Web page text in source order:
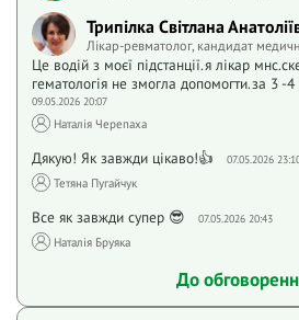
Трипілка Світлана
Лікар-ревматолог, кандидат
Це водій з моєї підстанції.я лікар
гематологія не змогла допомогти.за 3 -4
09.05.2026 20:07
Наталія Черепаха
Дякую! Як завжди цікаво!👍 07.05.2026
Тетяна Пугайчук
Все як завжди супер 😎 07.05.2026 20:43
Наталія Бруяка
До